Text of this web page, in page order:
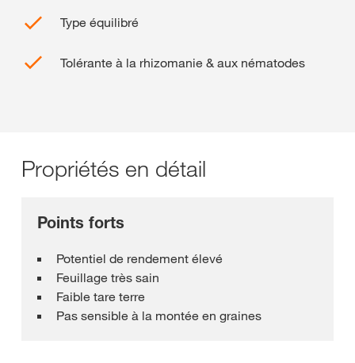
Type équilibré
Tolérante à la rhizomanie & aux nématodes
Propriétés en détail
Points forts
Potentiel de rendement élevé
Feuillage très sain
Faible tare terre
Pas sensible à la montée en graines